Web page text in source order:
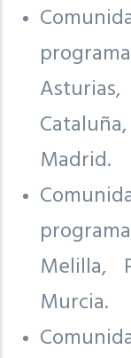
Madrid.
Melilla,
Murcia.